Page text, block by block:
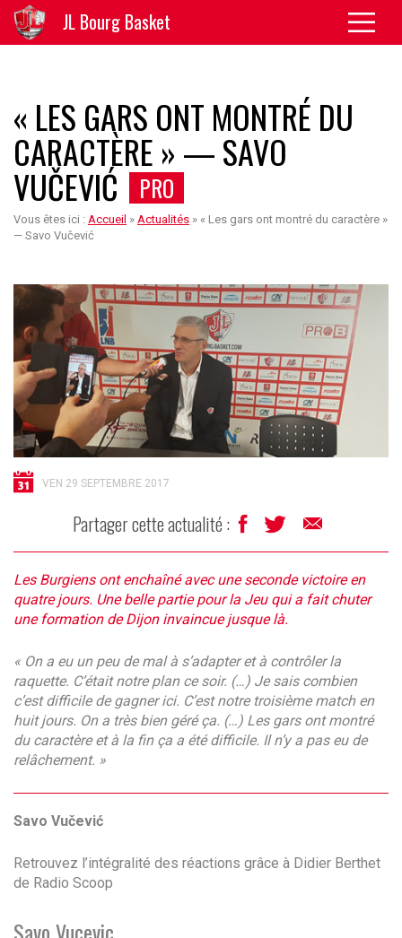
JL Bourg Basket
« LES GARS ONT MONTRÉ DU
CARACTÈRE » — SAVO
VUČEVIĆ PRO
Vous êtes ici : Accueil » Actualités » « Les gars ont montré du caractère »
— Savo Vučević
VEN 29 SEPTEMBRE 2017
Partager cette actualité :
Les Burgiens ont enchaîné avec une seconde victoire en
quatre jours. Une belle partie pour la Jeu qui a fait chuter
une formation de Dijon invaincue jusque là.
« On a eu un peu de mal à s’adapter et à contrôler la
raquette. C’était notre plan ce soir. (…) Je sais combien
c’est difficile de gagner ici. C’est notre troisième match en
huit jours. On a très bien géré ça. (…) Les gars ont montré
du caractère et à la fin ça a été difficile. Il n’y a pas eu de
relâchement. »
Savo Vučević
Retrouvez l’intégralité des réactions grâce à Didier Berthet
de Radio Scoop
Savo Vucevic